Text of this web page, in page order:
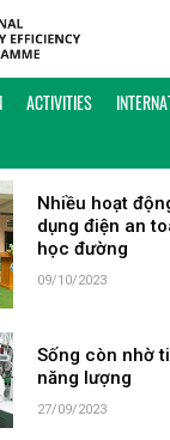
ACTIVITIES
GMT+7
BÌNH
Nhiều hoạt
dụng điện an
học đường
09/10/2023
Sống còn nhờ
năng lượng
27/09/2023